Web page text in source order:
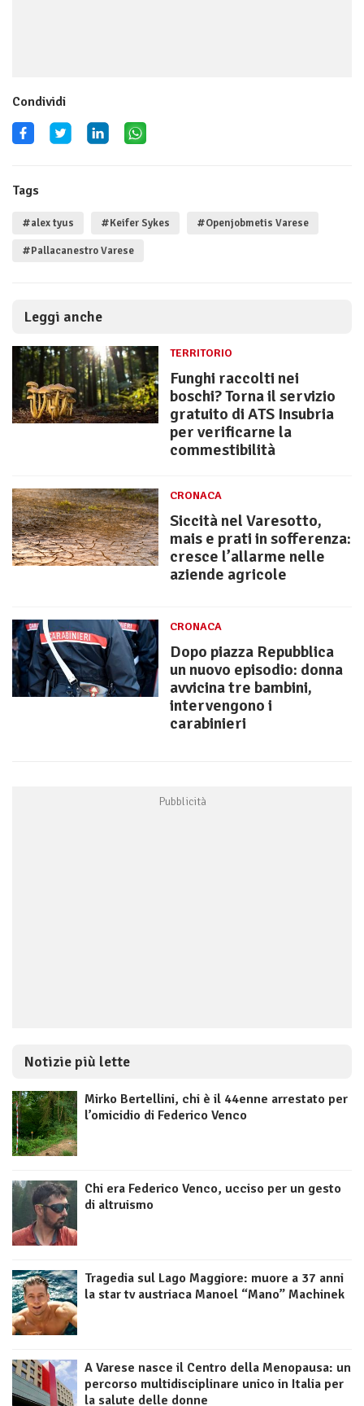
Condividi
Tags
#alex tyus #Keifer Sykes #Openjobmetis Varese
#Pallacanestro Varese
Leggi anche
TERRITORIO
Funghi raccolti nei
boschi? Torna il servizio
gratuito di ATS Insubria
per verificarne la
commestibilità
CRONACA
Siccità nel Varesotto,
mais e prati in sofferenza:
cresce l’allarme nelle
aziende agricole
CRONACA
Dopo piazza Repubblica
un nuovo episodio: donna
avvicina tre bambini,
intervengono i
carabinieri
Notizie più lette
Mirko Bertellini, chi è il 44enne arrestato per
l’omicidio di Federico Venco
Chi era Federico Venco, ucciso per un gesto
di altruismo
Tragedia sul Lago Maggiore: muore a 37 anni
la star tv austriaca Manoel “Mano” Machinek
A Varese nasce il Centro della Menopausa: un
percorso multidisciplinare unico in Italia per
la salute delle donne